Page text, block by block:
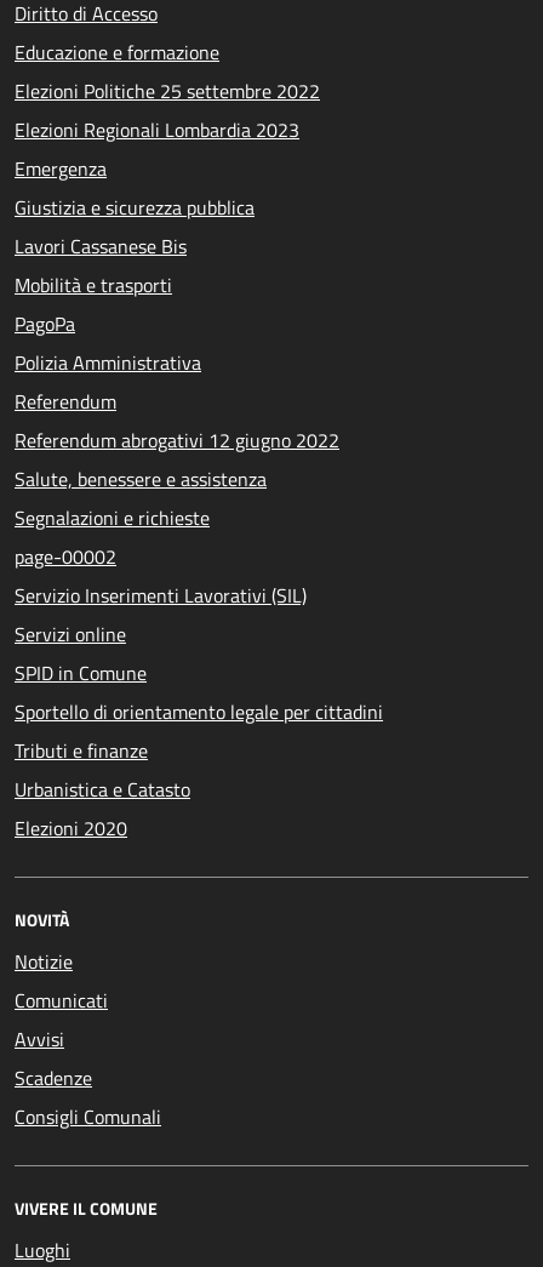
Diritto di Accesso
Educazione e formazione
Elezioni Politiche 25 settembre 2022
Elezioni Regionali Lombardia 2023
Emergenza
Giustizia e sicurezza pubblica
Lavori Cassanese Bis
Mobilità e trasporti
PagoPa
Polizia Amministrativa
Referendum
Referendum abrogativi 12 giugno 2022
Salute, benessere e assistenza
Segnalazioni e richieste
page-00002
Servizio Inserimenti Lavorativi (SIL)
Servizi online
SPID in Comune
Sportello di orientamento legale per cittadini
Tributi e finanze
Urbanistica e Catasto
Elezioni 2020
NOVITÀ
Notizie
Comunicati
Avvisi
Scadenze
Consigli Comunali
VIVERE IL COMUNE
Luoghi